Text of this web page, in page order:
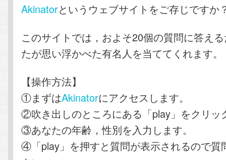
Akinatorというウェブサイトをご存じですか
このサイトでは，およそ20個の質問に答え
たが思い浮かべた有名人を当ててくれます。
【操作方法】
①まずはAkinatorにアクセスします。
②吹き出しのところにある「play」をクリッ
③あなたの年齢，性別を入力します。
④「play」を押すと質問が表示されるので質